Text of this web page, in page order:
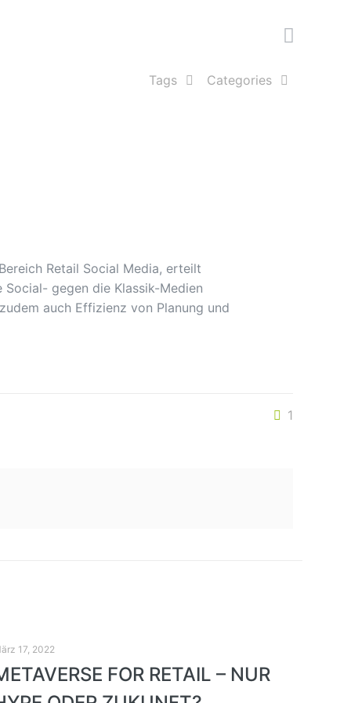
Categories
Tags
Retail Social Media, erteilt
gegen die Klassik-Medien
auch Effizienz von Planung und
1
17, 2022
FOR RETAIL – NUR